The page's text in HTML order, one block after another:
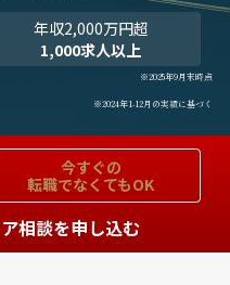
年収2,000万円超
1,000求人以上
※2025年9月末時点
※2024年1-12月の実績に基づく
今すぐの
転職でなくてもOK
相談を申し込む